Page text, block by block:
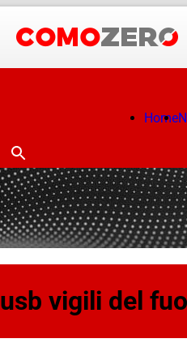
Home
usb vigili del